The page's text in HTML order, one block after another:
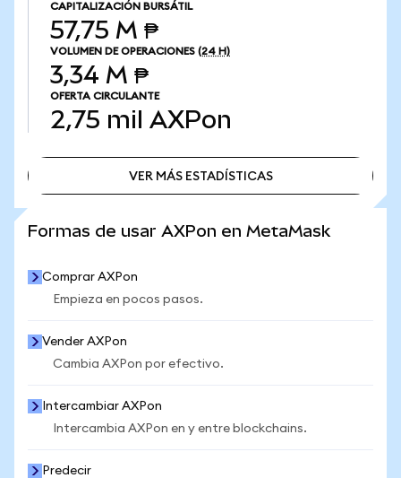
CAPITALIZACIÓN BURSÁTIL
57,75 M ₱
VOLUMEN DE OPERACIONES (24 H)
3,34 M ₱
OFERTA CIRCULANTE
2,75 mil AXPon
VER MÁS ESTADÍSTICAS
Formas de usar AXPon en MetaMask
Comprar AXPon
Empieza en pocos pasos.
Vender AXPon
Cambia AXPon por efectivo.
Intercambiar AXPon
Intercambia AXPon en y entre blockchains.
Predecir